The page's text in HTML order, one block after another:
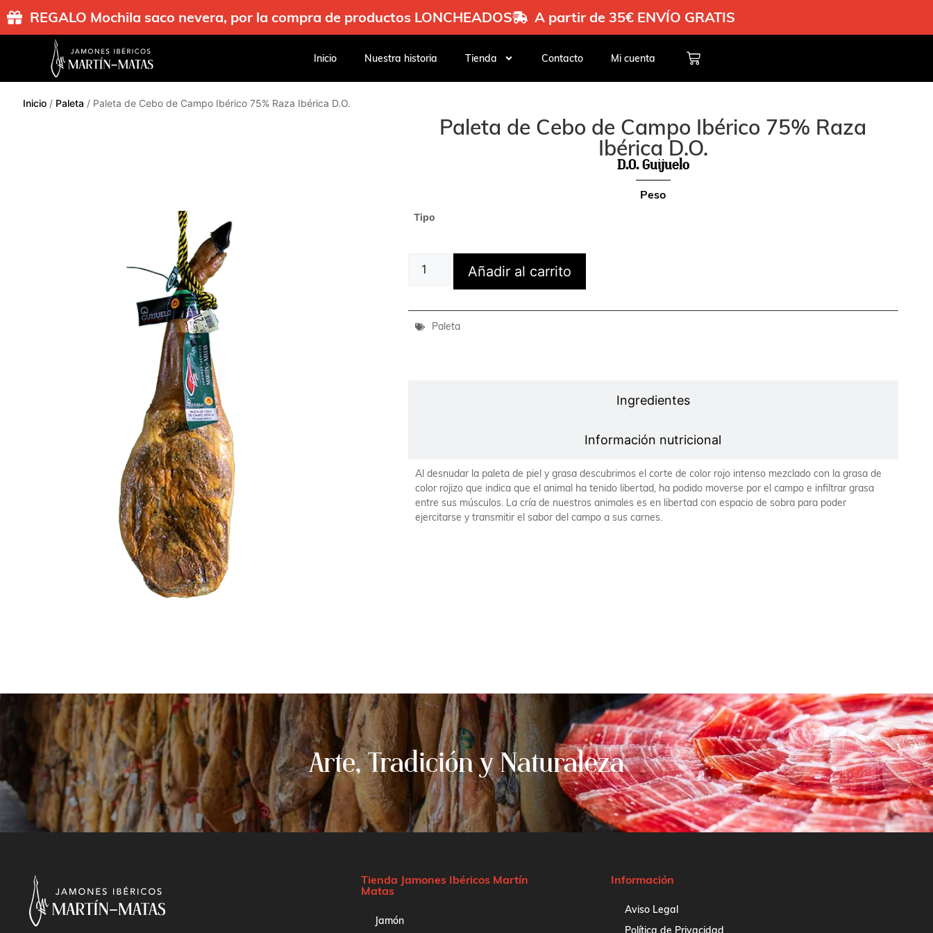
REGALO Mochila saco nevera, por la compra de productos LONCHEADOS A partir de 35€ ENVÍO GRATIS
Inicio Nuestra historia Tienda Contacto Mi cuenta
Inicio/ Paleta / Paleta de Cebo de Campo Ibérico 75% Raza Ibérica D.O.
Paleta de Cebo de Campo Ibérico 75% Raza
Ibérica D.O.
D.O. Guijuelo
Peso
Tipo
Añadir al carrito
Paleta
Ingredientes
Información nutricional
Al desnudar la paleta de piel y grasa descubrimos el corte de color rojo intenso mezclado con la grasa de
color rojizo que indica que el animal ha tenido libertad, ha podido moverse por el campo e infiltrar grasa
entre sus músculos. La cría de nuestros animales es en libertad con espacio de sobra para poder
ejercitarse y transmitir el sabor del campo a sus carnes.
Arte, Tradición y Naturaleza
Tienda Jamones Ibéricos Martín
Matas
Jamón
Información
Aviso Legal